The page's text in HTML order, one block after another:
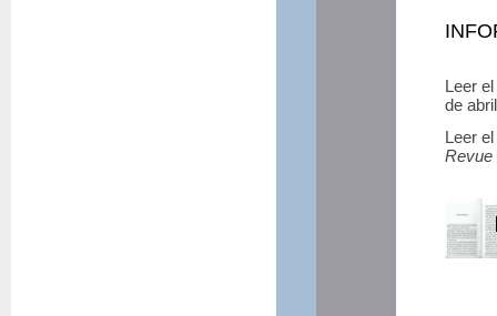
Leer
de
Leer
Revue